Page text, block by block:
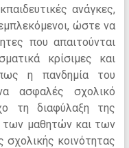
ανάγκες,
ώστε να
που απαιτούνται
κρίσιμες και
η πανδημία του
ασφαλές σχολικό
τη διαφύλαξη της
των μαθητών και των
σχολικής κοινότητας